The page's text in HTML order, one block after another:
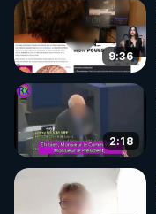
9:36
2:18